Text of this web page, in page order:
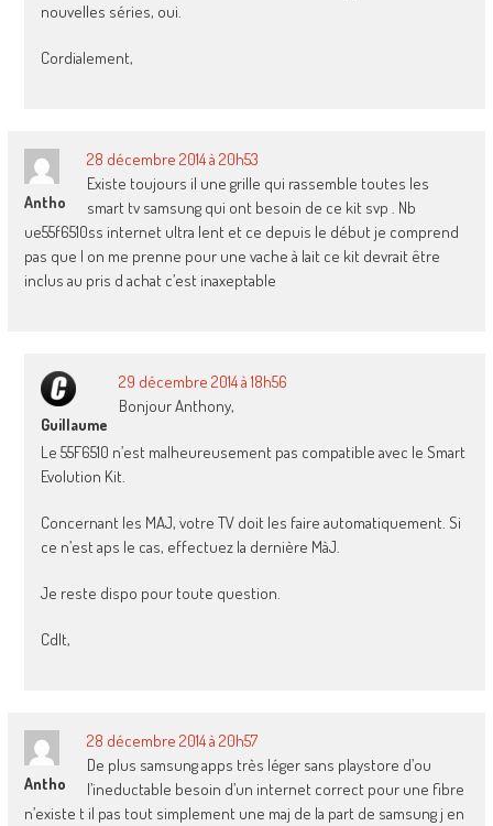
nouvelles séries, oui.
Cordialement,
Antho
28 décembre 2014 à 20h53
Existe toujours il une grille qui rassemble toutes les
smart tv samsung qui ont besoin de ce kit svp . Nb
ue55f6510ss internet ultra lent et ce depuis le début je comprend
pas que l on me prenne pour une vache à lait ce kit devrait être
inclus au pris d achat c’est inaxeptable
Guillaume
29 décembre 2014 à 18h56
Bonjour Anthony,
Le 55F6510 n’est malheureusement pas compatible avec le Smart
Evolution Kit.
Concernant les MAJ, votre TV doit les faire automatiquement. Si
ce n’est aps le cas, effectuez la dernière MàJ.
Je reste dispo pour toute question.
Cdlt,
Antho
28 décembre 2014 à 20h57
De plus samsung apps très léger sans playstore d’ou
l’ineductable besoin d’un internet correct pour une fibre
n’existe t il pas tout simplement une maj de la part de samsung j en